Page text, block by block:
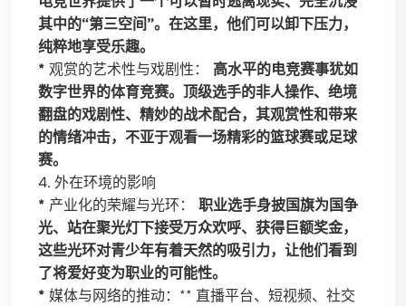
其中的“第三空间”。在这里，他们可以卸下压力，
纯粹地享受乐趣。
* 观赏的艺术性与戏剧性：
高水平的电竞赛事犹如
数字世界的体育竞赛。顶级选手的非人操作、绝境
翻盘的戏剧性、精妙的战术配合，其观赏性和带来
的情绪冲击，不亚于观看一场精彩的篮球赛或足球
赛。
4. 外在环境的影响
* 产业化的荣耀与光环：
职业选手身披国旗为国争
光、站在聚光灯下接受万众欢呼、获得巨额奖金，
这些光环对青少年有着天然的吸引力，让他们看到
了将爱好变为职业的可能性。
* 媒体与网络的推动：** 直播平台、短视频、社交